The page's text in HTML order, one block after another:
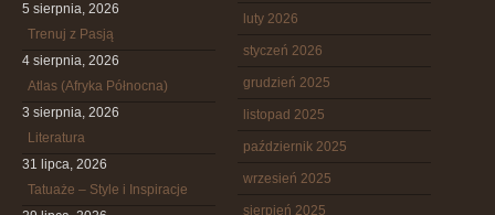
5 sierpnia, 2026
Trenuj z Pasją
4 sierpnia, 2026
Atlas (Afryka Północna)
3 sierpnia, 2026
Literatura
31 lipca, 2026
Tatuaże – Style i Inspiracje
luty 2026
styczeń 2026
grudzień 2025
listopad 2025
październik 2025
wrzesień 2025
sierpień 2025